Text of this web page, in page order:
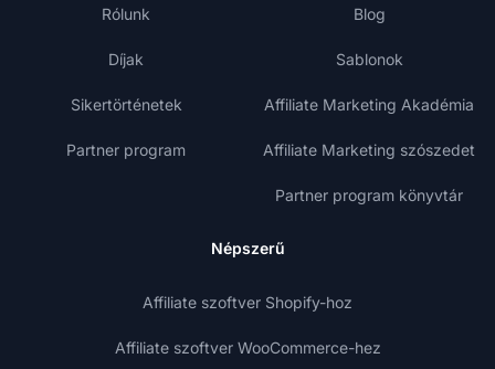
Rólunk
Díjak
Sikertörténetek
Partner program
Blog
Sablonok
Affiliate Marketing Akadémia
Affiliate Marketing szószedet
Partner program könyvtár
Népszerű
Affiliate szoftver Shopify-hoz
Affiliate szoftver WooCommerce-hez